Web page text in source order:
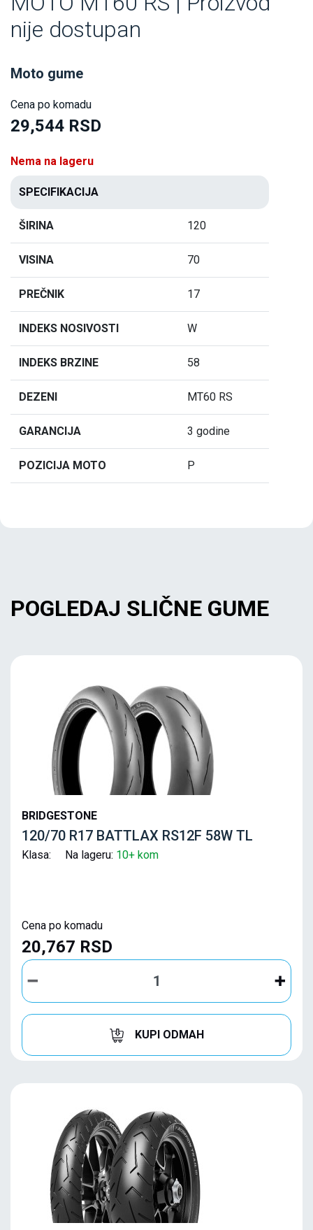
nije dostupan
Moto gume
Cena po komadu
29,544 RSD
Nema na lageru
SPECIFIKACIJA
ŠIRINA 120
VISINA 70
PREČNIK 17
INDEKS NOSIVOSTI W
INDEKS BRZINE 58
DEZENI MT60 RS
GARANCIJA 3 godine
POZICIJA MOTO P
POGLEDAJ SLIČNE GUME
BRIDGESTONE
120/70 R17 BATTLAX RS12F 58W TL
Klasa: Na lageru: 10+ kom
Cena po komadu
20,767 RSD
KUPI ODMAH